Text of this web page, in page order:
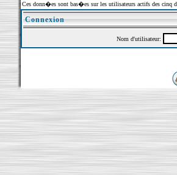
Ces donn�es sont bas�es sur les utilisateurs actifs des cinq
Connexion
Nom d'utilisateur: